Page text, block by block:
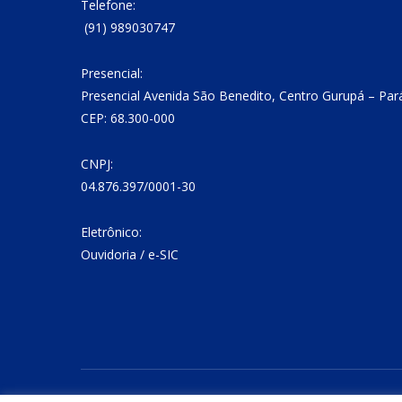
Telefone:
(91) 989030747
Presencial:
Presencial Avenida São Benedito, Centro Gurupá –
CEP: 68.300-000
CNPJ:
04.876.397/0001-30
Eletrônico:
Ouvidoria / e-SIC